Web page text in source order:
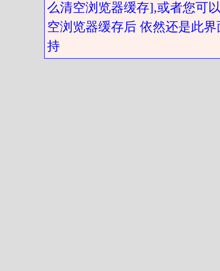
么清空浏览器缓存],或者您可
空浏览器缓存后 依然还是此
持